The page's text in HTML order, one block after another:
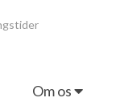
Om os